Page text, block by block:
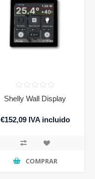
Shelly Wall Display
€152,09 IVA incluido
COMPRAR